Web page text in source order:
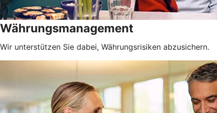
Währungsmanagement
Wir unterstützen Sie dabei, Währungsrisiken abzusichern.